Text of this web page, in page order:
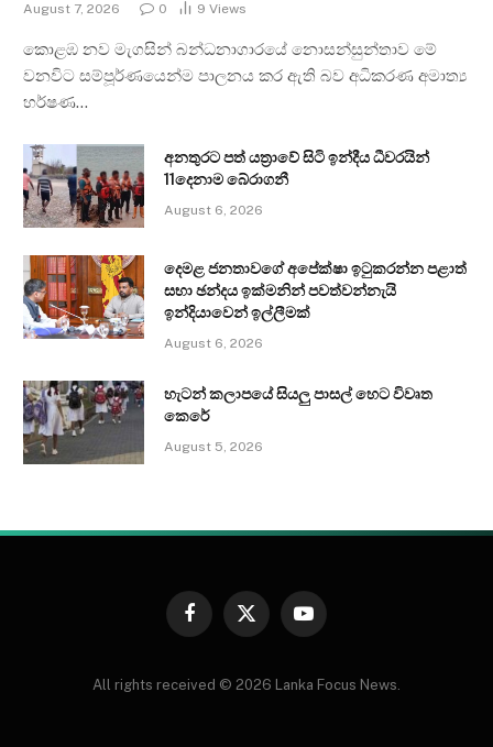
August 7, 2026 0 9 Views
කොළඹ නව මැගසින් බන්ධනාගාරයේ නොසන්සුන්තාව මේ
වනවිට සම්පූර්ණයෙන්ම පාලනය කර ඇති බව අධිකරණ අමාත්‍ය
හර්ෂණ…
අනතුරට පත් යත්‍රාවේ සිටි ඉන්දීය ධීවරයින්
11දෙනාම බේරාගනී
August 6, 2026
දෙමළ ජනතාවගේ අපේක්ෂා ඉටුකරන්න පළාත්
සභා ඡන්දය ඉක්මනින් පවත්වන්නැයි
ඉන්දියාවෙන් ඉල්ලීමක්
August 6, 2026
හැටන් කලාපයේ සියලු පාසල් හෙට විවෘත
කෙරේ
August 5, 2026
Facebook
X
YouTube
All rights received © 2026 Lanka Focus News.